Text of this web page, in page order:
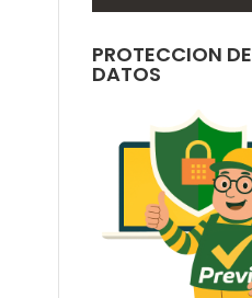
PROTECCION DE
DATOS